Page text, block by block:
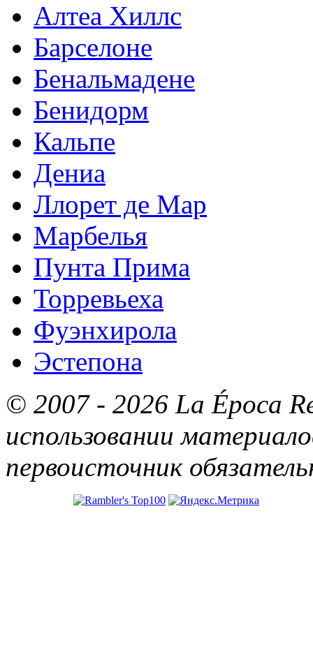
Алтеа Хиллс
Барселоне
Бенальмадене
Бенидорм
Кальпе
Дениа
Ллорет де Мар
Марбелья
Пунта Прима
Торревьеха
Фуэнхирола
Эстепона
© 2007 - 2026 La Época
использовании
первоисточник